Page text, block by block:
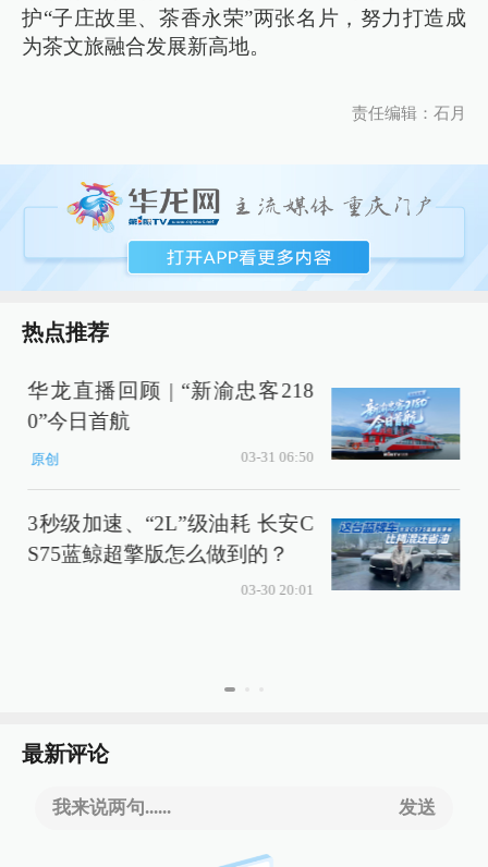
护“子庄故里、茶香永荣”两张名片，努力打造成
为茶文旅融合发展新高地。
责任编辑：石月
热点推荐
华龙直播回顾 | “新渝忠客218
0”今日首航
原创 03-31 06:50
3秒级加速、“2L”级油耗 长安C
S75蓝鲸超擎版怎么做到的？
03-30 20:01
最新评论
我来说两句...... 发送